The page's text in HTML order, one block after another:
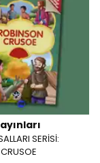
SERİSİ: